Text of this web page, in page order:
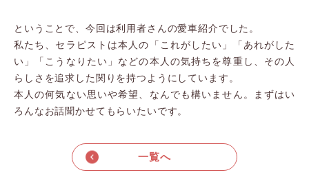
ということで、今回は利用者さんの愛車紹介でした。
私たち、セラピストは本人の「これがしたい」「あれがした
い」「こうなりたい」などの本人の気持ちを尊重し、その人
らしさを追求した関りを持つようにしています。
本人の何気ない思いや希望、なんでも構いません。まずはい
ろんなお話聞かせてもらいたいです。
一覧へ